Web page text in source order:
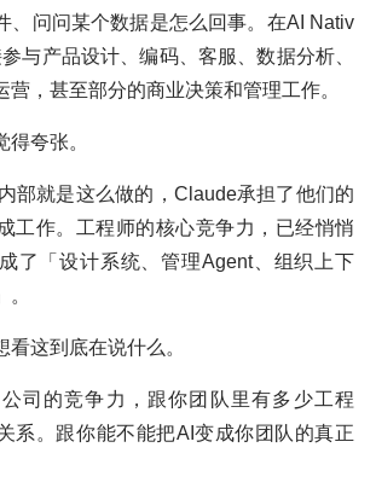
、问问某个数据是怎么回事。在AI Nativ
与产品设计、编码、客服、数据分析、
营，甚至部分的商业决策和管理工作。
夸张。
部就是这么做的，Claude承担了他们的
工作。工程师的核心竞争力，已经悄悄
了「设计系统、管理Agent、组织上下
这到底在说什么。
司的竞争力，跟你团队里有多少工程
系。跟你能不能把AI变成你团队的真正